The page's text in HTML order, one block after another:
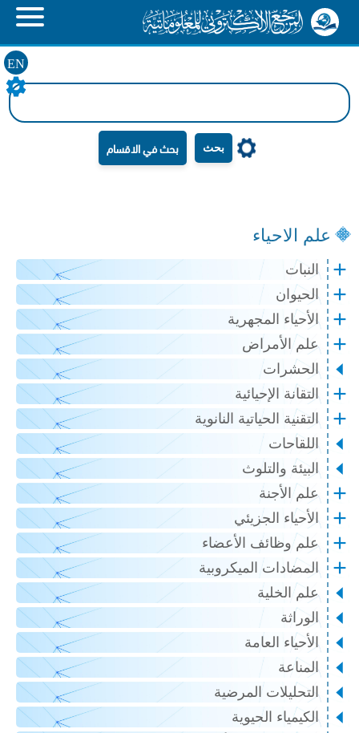
EN
بحث
علم الاحياء
النبات
الحيوان
الأحياء المجهرية
علم الأمراض
الحشرات
التقانة الإحيائية
التقنية الحياتية النانوية
اللقاحات
البيئة والتلوث
علم الأجنة
الأحياء الجزيئي
علم وظائف الأعضاء
المضادات الميكروبية
علم الخلية
الوراثة
الأحياء العامة
المناعة
التحليلات المرضية
الكيمياء الحيوية